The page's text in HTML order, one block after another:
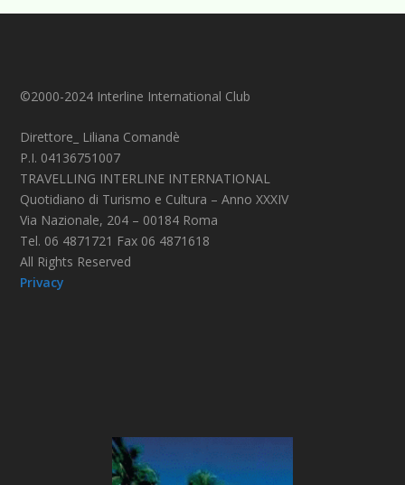
©2000-2024 Interline International Club
Direttore_ Liliana Comandè
P.I. 04136751007
TRAVELLING INTERLINE INTERNATIONAL
Quotidiano di Turismo e Cultura – Anno XXXIV
Via Nazionale, 204 – 00184 Roma
Tel. 06 4871721 Fax 06 4871618
All Rights Reserved
Privacy